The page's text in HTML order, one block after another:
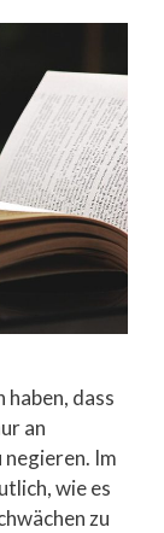
haben, dass
an
negieren. Im
wie es
zu